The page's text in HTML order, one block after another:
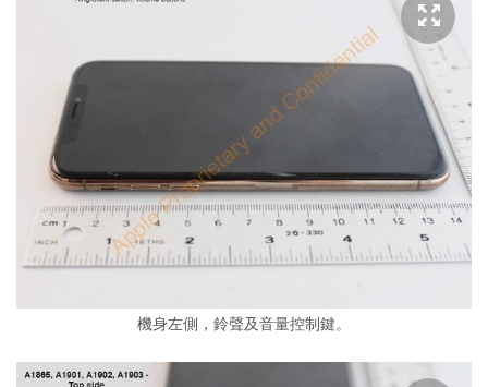
機身左側，鈴聲及音量控制鍵。